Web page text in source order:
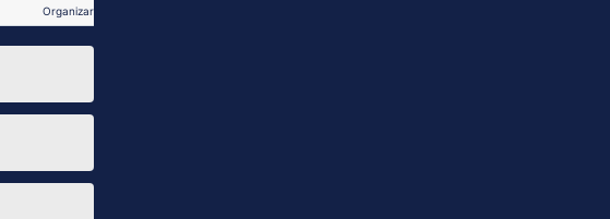
Organizar